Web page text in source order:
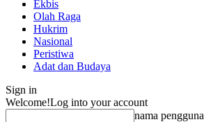
Ekbis
Olah Raga
Hukrim
Nasional
Peristiwa
Adat dan Budaya
Sign in
Welcome!Log into your account
nama pengguna